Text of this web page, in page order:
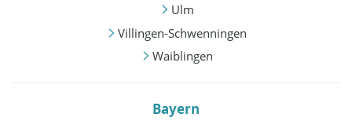
Ulm
Villingen-Schwenningen
Waiblingen
Bayern